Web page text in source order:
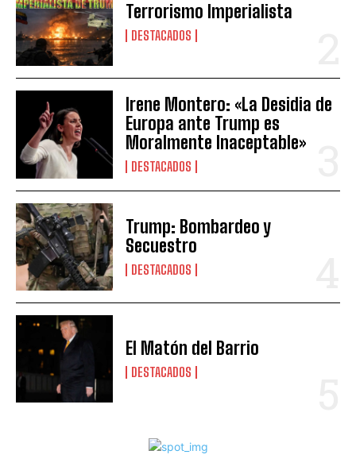
Terrorismo Imperialista
DESTACADOS
Irene Montero: «La Desidia de
Europa ante Trump es
Moralmente Inaceptable»
DESTACADOS
Trump: Bombardeo y
Secuestro
DESTACADOS
El Matón del Barrio
DESTACADOS